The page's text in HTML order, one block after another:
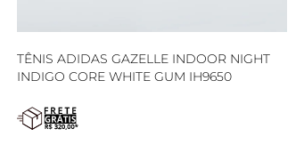
TÊNIS ADIDAS GAZELLE INDOOR NIGHT
INDIGO CORE WHITE GUM IH9650